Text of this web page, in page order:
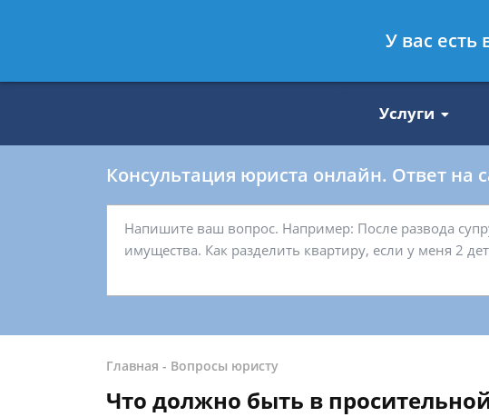
8 812 509-27-47
Услуги
Консультация юриста онлайн. Ответ на
Главная - Вопросы юристу
Что должно быть в
У вас есть